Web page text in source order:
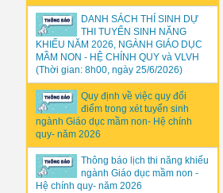
DANH SÁCH THÍ SINH DỰ
THI TUYỂN SINH NĂNG
KHIẾU NĂM 2026, NGÀNH GIÁO DỤC
MẦM NON - HỆ CHÍNH QUY và VLVH
(Thời gian: 8h00, ngày 25/6/2026)
Quy định về việc quy đổi
điểm trong xét tuyển sinh
ngành Giáo dục mầm non- Hệ chính
quy- năm 2026
Thông báo lịch thi năng khiếu
ngành Giáo dục mầm non -
Hệ chính quy- năm 2026